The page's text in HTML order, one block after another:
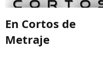
En Cortos de
Metraje